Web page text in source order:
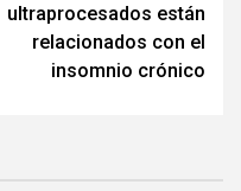
ultraprocesados están
relacionados con el
insomnio crónico